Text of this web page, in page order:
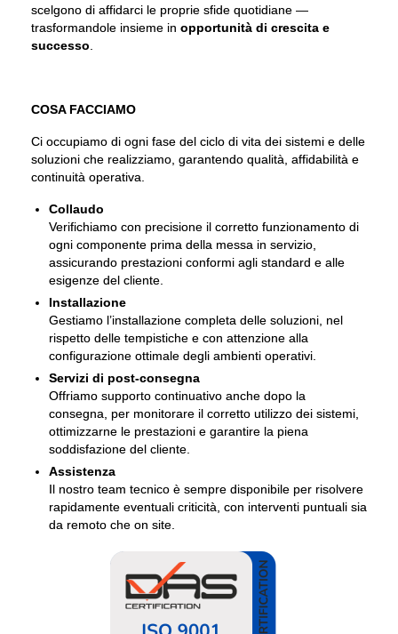
scelgono di affidarci le proprie sfide quotidiane —
trasformandole insieme in opportunità di crescita e
successo
COSA FACCIAMO
Ci occupiamo di ogni fase del ciclo di vita dei sistemi e delle
soluzioni che realizziamo, garantendo qualità, affidabilità e
continuità operativa.
Collaudo
Verifichiamo con precisione il corretto funzionamento di
ogni componente prima della messa in servizio,
assicurando prestazioni conformi agli standard e alle
esigenze del cliente.
Installazione
Gestiamo l’installazione completa delle soluzioni, nel
rispetto delle tempistiche e con attenzione alla
configurazione ottimale degli ambienti operativi.
Servizi di post-consegna
Offriamo supporto continuativo anche dopo la
consegna, per monitorare il corretto utilizzo dei sistemi,
ottimizzarne le prestazioni e garantire la piena
soddisfazione del cliente.
Assistenza
Il nostro team tecnico è sempre disponibile per risolvere
rapidamente eventuali criticità, con interventi puntuali sia
da remoto che on site.